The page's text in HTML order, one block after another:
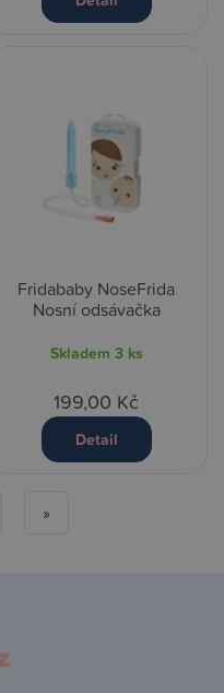
Fridababy NoseFrida
Nosní odsávačka
Skladem 3 ks
199,00 Kč
Detail
»